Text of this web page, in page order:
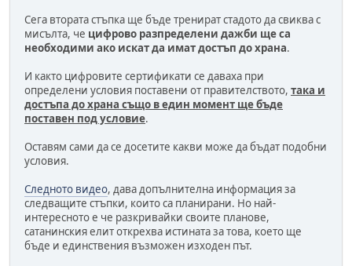
Сега втората стъпка ще бъде тренират стадото да свиква с
мисълта, че цифрово разпределени дажби ще са
необходими ако искат да имат достъп до храна.
И както цифровите сертификати се даваха при
определени условия поставени от правителството, така и
достъпа до храна също в един момент ще бъде
поставен под условие.
Оставям сами да се досетите какви може да бъдат подобни
условия.
Следното видео, дава допълнителна информация за
следващите стъпки, които са планирани. Но най-
интересното е че разкривайки своите планове,
сатанинския елит открехва истината за това, което ще
бъде и единствения възможен изходен път.